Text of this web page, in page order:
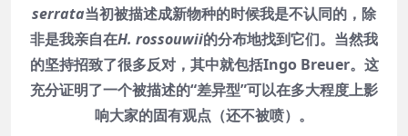
serrata当初被描述成新物种的时候我是不认同的，除
非是我亲自在H. rossouwii的分布地找到它们。当然我
的坚持招致了很多反对，其中就包括Ingo Breuer。这
充分证明了一个被描述的“差异型”可以在多大程度上影
响大家的固有观点（还不被喷）。